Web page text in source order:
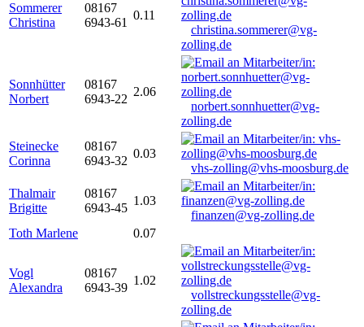
Sommerer
Christina
08167
6943-61
0.11
christina.sommerer@vg-
zolling.de
Sonnhütter
Norbert
08167
6943-22
2.06
norbert.sonnhuetter@vg-
zolling.de
Steinecke
Corinna
08167
6943-32
0.03
vhs-zolling@vhs-moosburg.de
Thalmair
Brigitte
08167
6943-45
1.03
finanzen@vg-zolling.de
Toth Marlene
0.07
Vogl
Alexandra
08167
6943-39
1.02
vollstreckungsstelle@vg-
zolling.de